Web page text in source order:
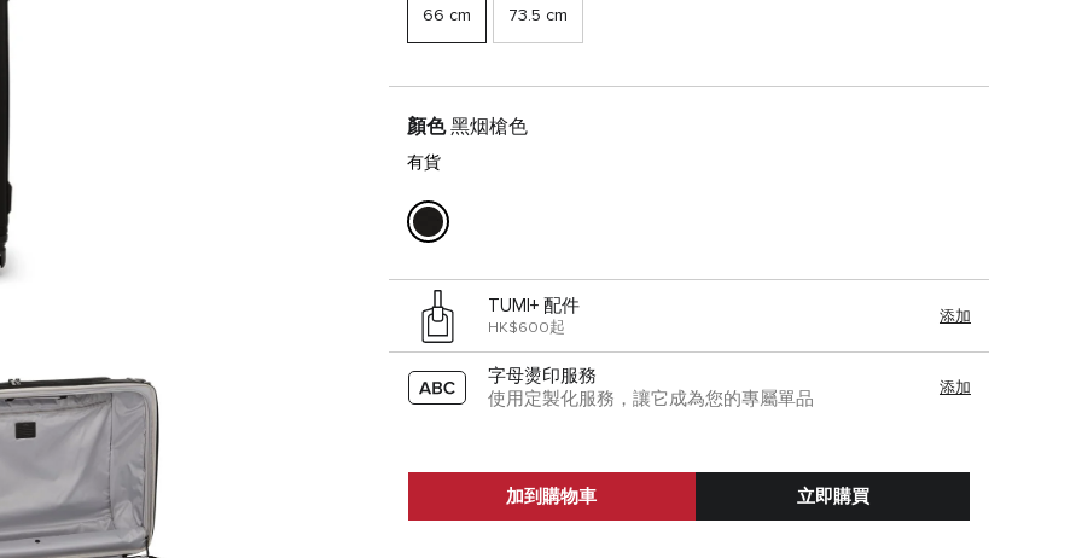
66 cm 73.5 cm
顏色 黑烟槍色
有貨
TUMI+ 配件
HK$600起
添加
字母燙印服務
使用定製化服務，讓它成為您的專屬單品
添加
加到購物車 立即購買